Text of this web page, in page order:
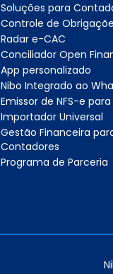
Soluções para
Controle de
Radar e-CAC
Conciliador Open
App personalizado
Nibo Integrado ao
Emissor de NFS-e
Importador Universal
Gestão Financeira
Contadores
Programa de Parceria